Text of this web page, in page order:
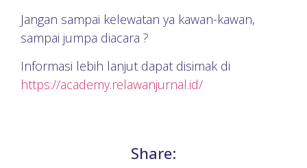
Jangan sampai kelewatan ya kawan-kawan,
sampai jumpa diacara ?
Informasi lebih lanjut dapat disimak di
https://academy.relawanjurnal.id/
Share: